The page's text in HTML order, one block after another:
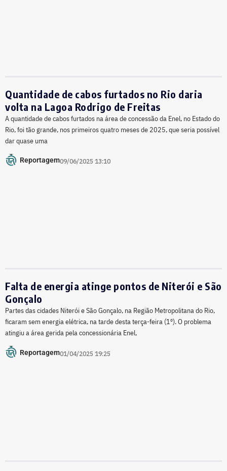
Quantidade de cabos furtados no Rio daria
volta na Lagoa Rodrigo de Freitas
A quantidade de cabos furtados na área de concessão da Enel, no Estado do
Rio, foi tão grande, nos primeiros quatro meses de 2025, que seria possível
dar quase uma
Reportagem09/06/2025 13:10
Falta de energia atinge pontos de Niterói e São
Gonçalo
Partes das cidades Niterói e São Gonçalo, na Região Metropolitana do Rio,
ficaram sem energia elétrica, na tarde desta terça-feira (1º). O problema
atingiu a área gerida pela concessionária Enel,
Reportagem01/04/2025 19:25